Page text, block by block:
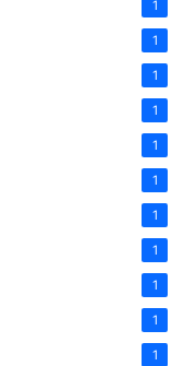
1
1
1
1
1
1
1
1
1
1
1